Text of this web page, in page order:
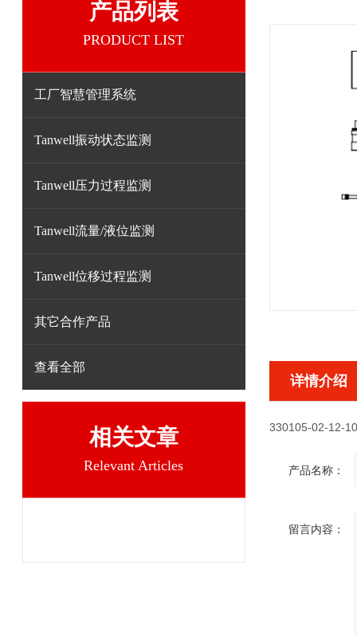
产品列表
PRODUCT LIST
工厂智慧管理系统
Tanwell振动状态监测
Tanwell压力过程监测
Tanwell流量/液位监测
Tanwell位移过程监测
其它合作产品
查看全部
相关文章
Relevant Articles
详情介绍
330105-02-12-
产品名称：
留言内容：